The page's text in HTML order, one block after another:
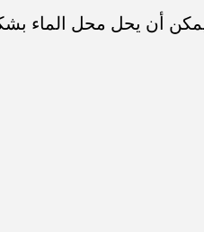
لا يمكن أن يحل محل الماء